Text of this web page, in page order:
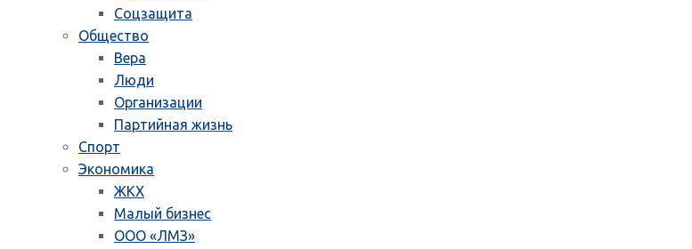
Соцзащита
Общество
Вера
Люди
Организации
Партийная жизнь
Спорт
Экономика
ЖКХ
Малый бизнес
ООО «ЛМЗ»